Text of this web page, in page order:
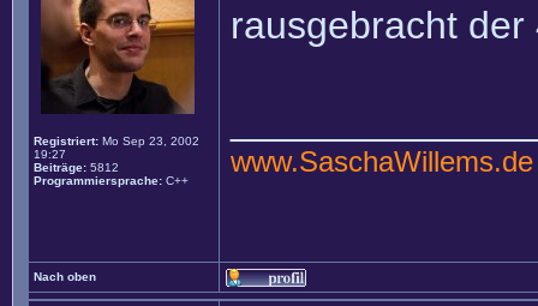
Registriert: Mo Sep 23, 2002
19:27
Beiträge: 5812
Programmiersprache: C++
rausgebracht
www.SaschaWillems.de
Nach oben